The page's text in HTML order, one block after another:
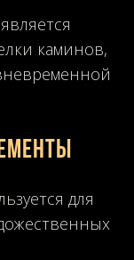
является
каминов,
для